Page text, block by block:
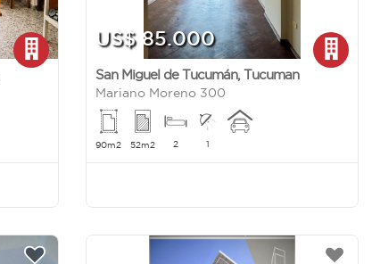
US$ 85.000
San Miguel de Tucumán, Tucuman
Mariano Moreno 300
90m2 52m2 2 1